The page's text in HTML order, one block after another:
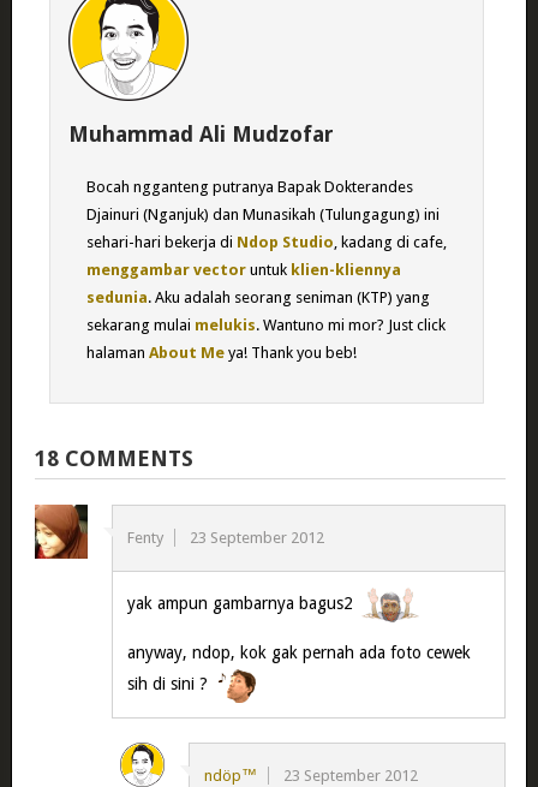
Muhammad Ali Mudzofar
Bocah ngganteng putranya Bapak Dokterandes
Djainuri (Nganjuk) dan Munasikah (Tulungagung) ini
sehari-hari bekerja di Ndop Studio, kadang di cafe,
menggambar vectoruntuk klien-kliennya
sedunia. Aku adalah seorang seniman (KTP) yang
sekarang mulai melukis. Wantuno mi mor? Just click
halaman About Meya! Thank you beb!
18 COMMENTS
Fenty 23 September 2012
yak ampun gambarnya bagus2
anyway, ndop, kok gak pernah ada foto cewek
sih di sini ?
ndöp™ 23 September 2012